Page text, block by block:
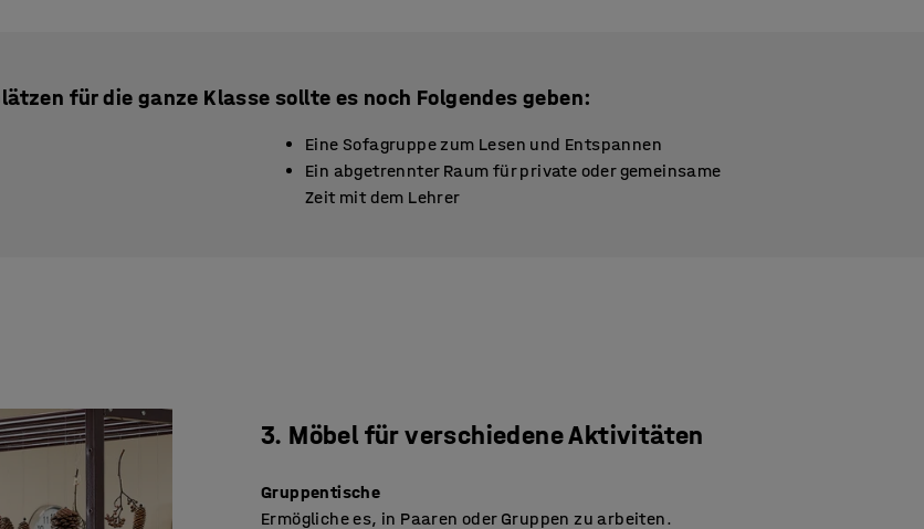
für die ganze Klasse sollte es noch Folgendes geben:
Eine Sofagruppe zum Lesen und Entspannen
Ein abgetrennter Raum für private oder gemeinsame
Zeit mit dem Lehrer
3. Möbel für verschiedene Aktivitäten
Gruppentische
Ermögliche es, in Paaren oder Gruppen zu arbeiten.